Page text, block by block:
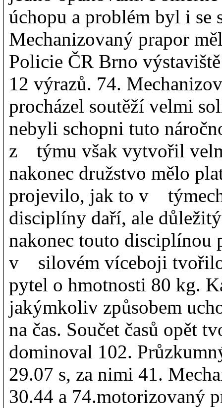
úchopu a problém byl i
Mechanizovaný prapor
Policie ČR Brno
12 výrazů. 74.
procházel soutěží velmi
nebyli schopni tuto
z týmu však vytvořil
nakonec družstvo mělo
projevilo, jak to v týmech
disciplíny daří, ale
nakonec touto disciplínou
v silovém víceboji tvořilo
pytel o hmotnosti 80 kg.
jakýmkoliv způsobem
na čas. Součet časů opět
dominoval 102.
29.07 s, za nimi 41.
30.44 a 74.motorizovaný